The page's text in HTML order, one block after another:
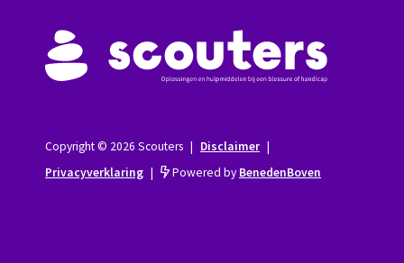
Copyright © 2026 Scouters | Disclaimer |
Privacyverklaring | Powered by BenedenBoven